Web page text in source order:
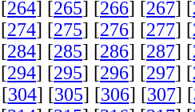
[264] [265] [266] [267] [
[274] [275] [276] [277] [
[284] [285] [286] [287] [
[294] [295] [296] [297] [
[304] [305] [306] [307] [